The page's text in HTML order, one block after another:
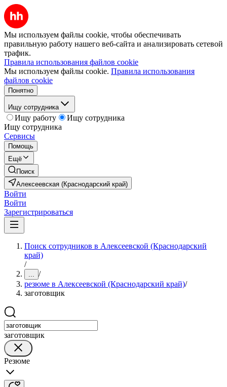
Мы используем файлы cookie, чтобы обеспечивать
правильную работу нашего веб-сайта и анализировать сетевой
трафик.
Правила использования файлов cookie
Мы используем файлы cookie. Правила использования
файлов cookie
Понятно
Ищу сотрудника
Ищу работу
Ищу сотрудника
Ищу сотрудника
Сервисы
Помощь
Ещё
Поиск
Алексеевская (Краснодарский край)
Войти
Войти
Зарегистрироваться
Поиск сотрудников в Алексеевской (Краснодарский
край)
/
... /
резюме в Алексеевской (Краснодарский край)/
заготовщик
заготовщик
Резюме